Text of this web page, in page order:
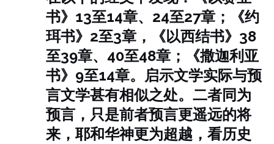
书》13至14章、24至27章；《约
珥书》2至3章，《以西结书》38
至39章、40至48章；《撒迦利亚
书》9至14章。 启示文学实际与预
言文学甚有相似之处。二者同为
预言，只是前者预言更遥远的将
来，耶和华神更为超越，看历史